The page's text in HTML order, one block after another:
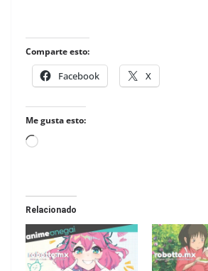
Comparte esto:
Facebook X
Me gusta esto:
Loading…
Relacionado